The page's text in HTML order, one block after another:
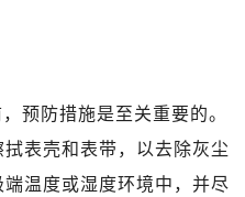
预防措施是至关重要的。
表壳和表带，以去除灰尘
温度或湿度环境中，并尽